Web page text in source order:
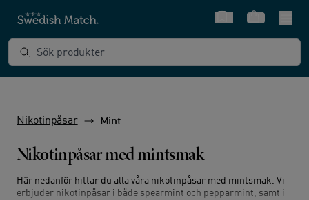
SnabbvalVarukorg
Sök produkter
Nikotinpåsar Mint
Nikotinpåsar med mintsmak
Här nedanför hittar du alla våra nikotinpåsar med mintsmak. Vi
erbjuder nikotinpåsar i både spearmint och pepparmint, samt i